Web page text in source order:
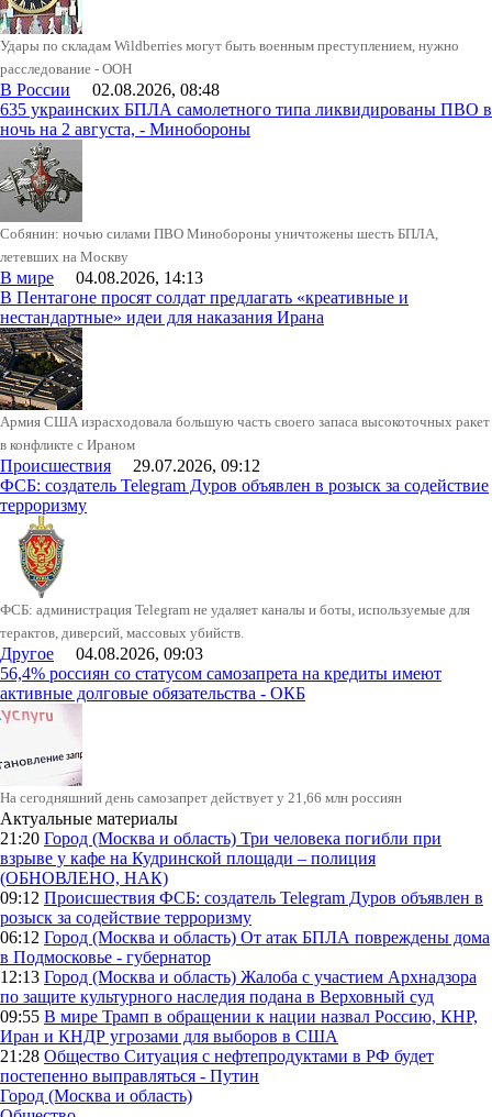
Удары по складам Wildberries могут быть военным преступлением, нужно
расследование - ООН
В России 02.08.2026, 08:48
635 украинских БПЛА самолетного типа ликвидированы ПВО в
ночь на 2 августа, - Минобороны
Собянин: ночью силами ПВО Минобороны уничтожены шесть БПЛА,
летевших на Москву
В мире 04.08.2026, 14:13
В Пентагоне просят солдат предлагать «креативные и
нестандартные» идеи для наказания Ирана
Армия США израсходовала большую часть своего запаса высокоточных ракет
в конфликте с Ираном
Происшествия 29.07.2026, 09:12
ФСБ: создатель Telegram Дуров объявлен в розыск за содействие
терроризму
ФСБ: администрация Telegram не удаляет каналы и боты, используемые для
терактов, диверсий, массовых убийств.
Другое 04.08.2026, 09:03
56,4% россиян со статусом самозапрета на кредиты имеют
активные долговые обязательства - ОКБ
На сегодняшний день самозапрет действует у 21,66 млн россиян
Актуальные материалы
21:20 Город (Москва и область) Три человека погибли при
взрыве у кафе на Кудринской площади – полиция
(ОБНОВЛЕНО, НАК)
09:12 Происшествия ФСБ: создатель Telegram Дуров объявлен в
розыск за содействие терроризму
06:12 Город (Москва и область) От атак БПЛА повреждены дома
в Подмосковье - губернатор
12:13 Город (Москва и область) Жалоба с участием Архнадзора
по защите культурного наследия подана в Верховный суд
09:55 В мире Трамп в обращении к нации назвал Россию, КНР,
Иран и КНДР угрозами для выборов в США
21:28 Общество Ситуация с нефтепродуктами в РФ будет
постепенно выправляться - Путин
Город (Москва и область)